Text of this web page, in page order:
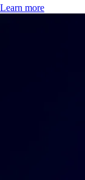
Learn more